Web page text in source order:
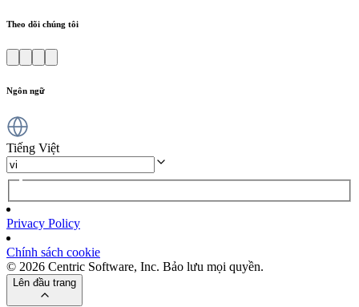
Theo dõi chúng tôi
Ngôn ngữ
Tiếng Việt
Privacy Policy
Chính sách cookie
© 2026 Centric Software, Inc. Bảo lưu mọi quyền.
Lên đầu trang